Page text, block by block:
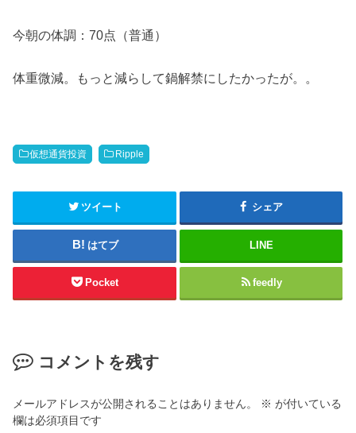
今朝の体調：70点（普通）
体重微減。もっと減らして鍋解禁にしたかったが。。
仮想通貨投資 Ripple
ツイート シェア
はてブ LINE
Pocket feedly
コメントを残す
メールアドレスが公開されることはありません。 ※ が付いている
欄は必須項目です